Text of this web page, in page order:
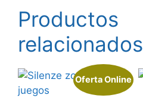
Productos
relacionados
Oferta Online